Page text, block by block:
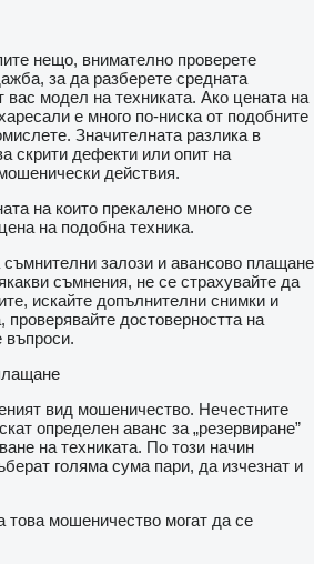
нещо, внимателно проверете
за да разберете средната
вас модел на техниката. Ако цената на
е много по-ниска от подобните
Значителната разлика в
скрити дефекти или опит на
действия.
на които прекалено много се
на подобна техника.
съмнителни залози и авансово плащане
съмнения, не се страхувайте да
искайте допълнителни снимки и
проверявайте достоверността на
въпроси.
вид мошеничество. Нечестните
определен аванс за „резервиране”
на техниката. По този начин
голяма сума пари, да изчезнат и
това мошеничество могат да се